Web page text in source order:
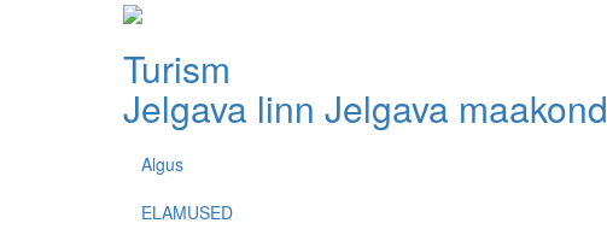
Turism
Jelgava linn Jelgava maakond
Algus
ELAMUSED